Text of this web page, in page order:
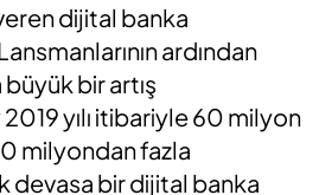
dijital banka
ardından
bir artış
2019 yılı itibariyle 60 milyon
milyondan fazla
devasa bir dijital banka